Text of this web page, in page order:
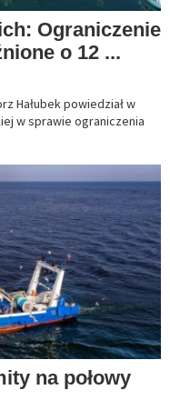
Ograniczenie
o 12 ...
Hałubek powiedział w
w sprawie ograniczenia
na połowy